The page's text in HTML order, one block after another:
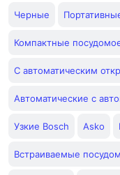
Черные
Компактные
С автоматическим
Автоматические с
Узкие Bosch Asko
Встраиваемые